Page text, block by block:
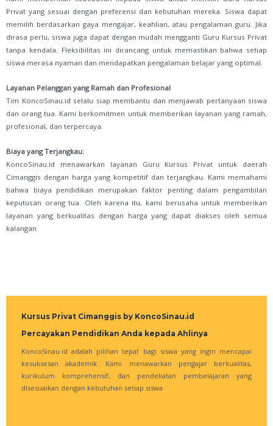
Privat yang sesuai dengan preferensi dan kebutuhan mereka. Siswa dapat
memilih berdasarkan gaya mengajar, keahlian, atau pengalaman guru. Jika
dirasa perlu, siswa juga dapat dengan mudah mengganti Guru Kursus Privat
tanpa kendala. Fleksibilitas ini dirancang untuk memastikan bahwa setiap
siswa merasa nyaman dan mendapatkan pengalaman belajar yang optimal.
Layanan Pelanggan yang Ramah dan Profesional
Tim KoncoSinau.id selalu siap membantu dan menjawab pertanyaan siswa
dan orang tua. Kami berkomitmen untuk memberikan layanan yang ramah,
profesional, dan terpercaya.
Biaya yang Terjangkau:
KoncoSinau.id menawarkan layanan Guru Kursus Privat untuk daerah
Cimanggis dengan harga yang kompetitif dan terjangkau. Kami memahami
bahwa biaya pendidikan merupakan faktor penting dalam pengambilan
keputusan orang tua. Oleh karena itu, kami berusaha untuk memberikan
layanan yang berkualitas dengan harga yang dapat diakses oleh semua
kalangan
Kursus Privat Cimanggis by KoncoSinau.id
Percayakan Pendidikan Anda kepada Ahlinya
KoncoSinau.id adalah pilihan tepat bagi siswa yang ingin mencapai
kesuksesan akademik. Kami menawarkan pengajar berkualitas,
kurikulum komprehensif, dan pendekatan pembelajaran yang
disesuaikan dengan kebutuhan setiap siswa